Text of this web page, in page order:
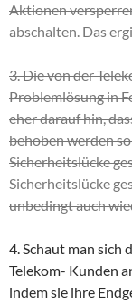
Aktionen
abschalten. Das
3. Die von der
Problemlösung in
eher darauf hin,
behoben werden
Sicherheitslücke
Sicherheitslücke
unbedingt auch
4. Schaut man
Telekom- Kunden
indem sie ihre